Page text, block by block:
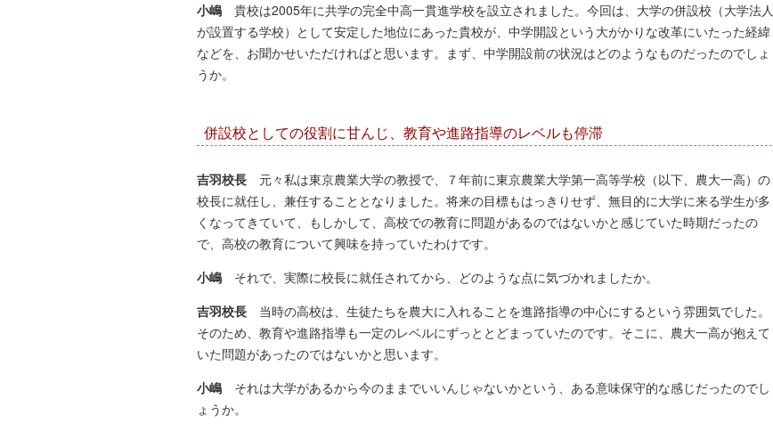
小嶋 貴校は2005年に共学の完全中高一貫進学校を設立されました。今回は、大学の併設校（大学法人
が設置する学校）として安定した地位にあった貴校が、中学開設という大がかりな改革にいたった経緯
などを、お聞かせいただければと思います。まず、中学開設前の状況はどのようなものだったのでしょ
うか。
併設校としての役割に甘んじ、教育や進路指導のレベルも停滞
吉羽校長 元々私は東京農業大学の教授で、７年前に東京農業大学第一高等学校（以下、農大一高）の
校長に就任し、兼任することとなりました。将来の目標もはっきりせず、無目的に大学に来る学生が多
くなってきていて、もしかして、高校での教育に問題があるのではないかと感じていた時期だったの
で、高校の教育について興味を持っていたわけです。
小嶋 それで、実際に校長に就任されてから、どのような点に気づかれましたか。
吉羽校長 当時の高校は、生徒たちを農大に入れることを進路指導の中心にするという雰囲気でした。
そのため、教育や進路指導も一定のレベルにずっととどまっていたのです。そこに、農大一高が抱えて
いた問題があったのではないかと思います。
小嶋 それは大学があるから今のままでいいんじゃないかという、ある意味保守的な感じだったのでし
ょうか。